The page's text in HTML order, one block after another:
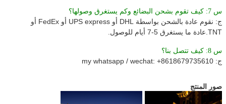
س 7: كيف تقوم بشحن البضائع وكم يستغرق وصولها؟
ج: نقوم عادة بالشحن بواسطة DHL أو UPS express أو FedEx أو
TNT.عادة ما يستغرق 5-7 أيام للوصول.
س 8: كيف تتصل بنا؟
ج: my whatsapp / wechat: +8618679735610
صور المنتج